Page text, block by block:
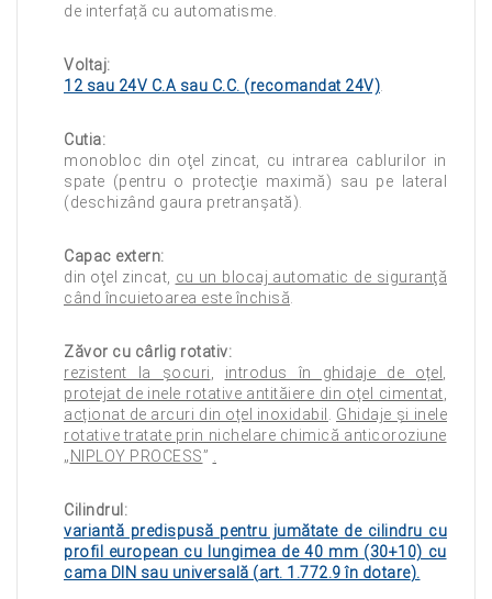
de interfață cu automatisme.
Voltaj:
12 sau 24V C.A sau C.C. (recomandat 24V)
Cutia:
monobloc din oţel zincat, cu intrarea cablurilor in
spate (pentru o protecţie maximă) sau pe lateral
(deschizând gaura pretranşată).
Capac extern:
din oţel zincat, cu un blocaj automatic de siguranţă
când încuietoarea este închisă
Zăvor cu cârlig rotativ:
rezistent la șocuri
introdus în ghidaje de oțel
protejat de inele rotative antităiere din oțel cimentat
acționat de arcuri din oțel inoxidabil
Ghidaje și inele
rotative tratate prin nichelare chimică anticoroziune
„ NIPLOY PROCESS”
Cilindrul:
variantă predispusă pentru jumătate de cilindru cu
profil european cu lungimea de 40 mm (30+10) cu
cama DIN sau universală (art. 1.772.9 în dotare).